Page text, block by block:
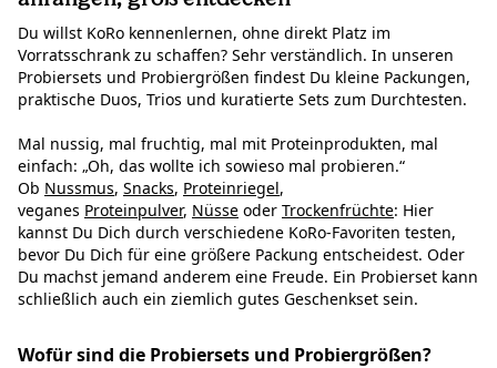
Du willst KoRo kennenlernen, ohne direkt Platz im
Vorratsschrank zu schaffen? Sehr verständlich. In unseren
Probiersets und Probiergrößen findest Du kleine Packungen,
praktische Duos, Trios und kuratierte Sets zum Durchtesten.
Mal nussig, mal fruchtig, mal mit Proteinprodukten, mal
einfach: „Oh, das wollte ich sowieso mal probieren.“
Ob Nussmus, Snacks, Proteinriegel,
veganes Proteinpulver, Nüsse oder Trockenfrüchte: Hier
kannst Du Dich durch verschiedene KoRo-Favoriten testen,
bevor Du Dich für eine größere Packung entscheidest. Oder
Du machst jemand anderem eine Freude. Ein Probierset kann
schließlich auch ein ziemlich gutes Geschenkset sein.
Wofür sind die Probiersets und Probiergrößen?